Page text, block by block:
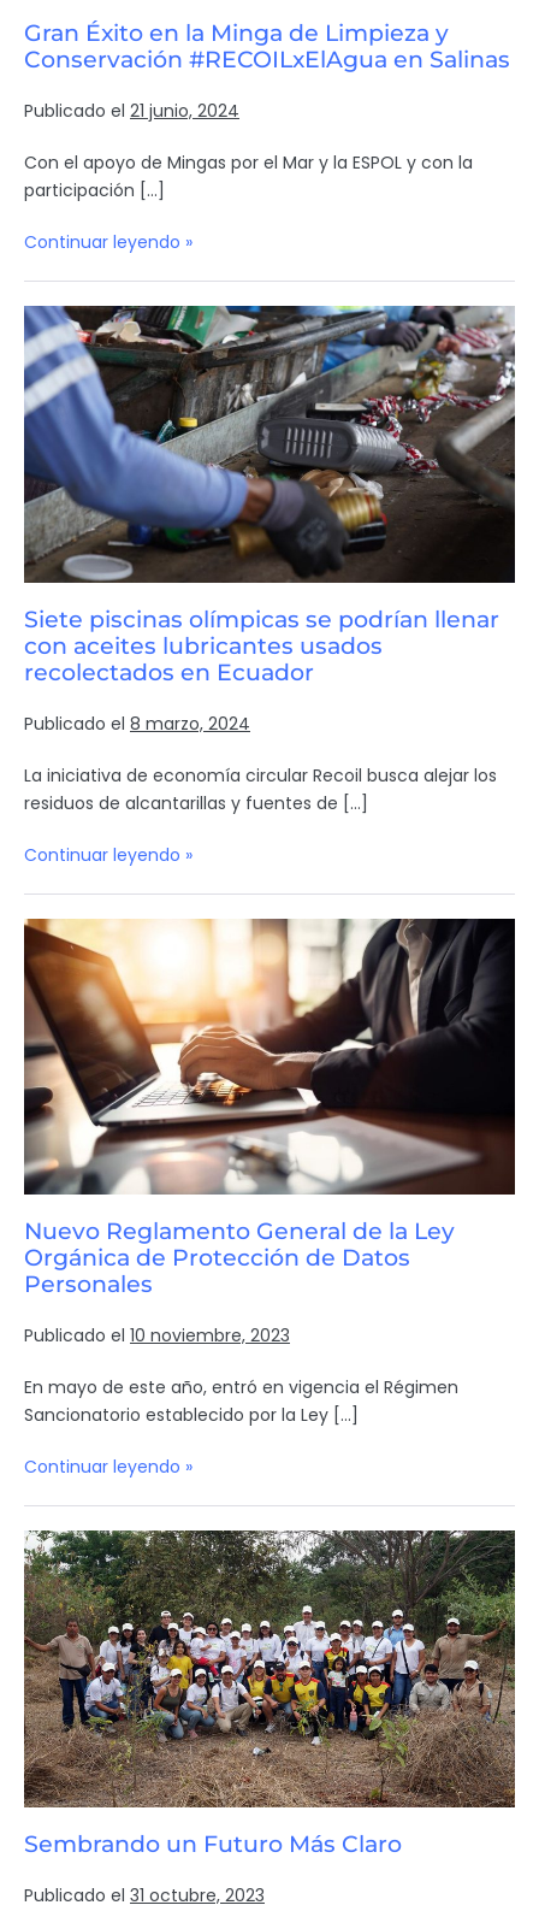
Gran Éxito en la Minga de Limpieza y
Conservación #RECOILxElAgua en Salinas
Publicado el 21 junio, 2024
Con el apoyo de Mingas por el Mar y la ESPOL y con la
participación […]
Continuar leyendo »
Siete piscinas olímpicas se podrían llenar
con aceites lubricantes usados
recolectados en Ecuador
Publicado el 8 marzo, 2024
La iniciativa de economía circular Recoil busca alejar los
residuos de alcantarillas y fuentes de […]
Continuar leyendo »
Nuevo Reglamento General de la Ley
Orgánica de Protección de Datos
Personales
Publicado el 10 noviembre, 2023
En mayo de este año, entró en vigencia el Régimen
Sancionatorio establecido por la Ley […]
Continuar leyendo »
Sembrando un Futuro Más Claro
Publicado el 31 octubre, 2023